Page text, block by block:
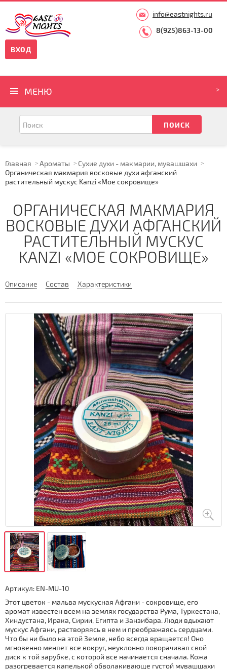
info@eastnights.ru
8(925)863-13-00
ВХОД
МЕНЮ
Главная Ароматы
Сухие духи - макмарии, мувашшахи
Органическая макмария восковые духи афганский
растительный мускус Kanzi «Мое сокровище»
ОРГАНИЧЕСКАЯ МАКМАРИЯ
ВОСКОВЫЕ ДУХИ АФГАНСКИЙ
РАСТИТЕЛЬНЫЙ МУСКУС
KANZI «МОЕ СОКРОВИЩЕ»
Описание Состав Характеристики
Артикул: EN-MU-10
Этот цветок - мальва мускусная Афгани - сокровище, его
аромат известен всем на землях государства Рума, Туркестана,
Хиндустана, Ирака, Сирии, Египта и Занзибара. Люди вдыхают
мускус Афгани, растворяясь в нем и преображаясь сердцами.
Что бы ни было на этой Земле, небо всегда вращается! Оно
мгновенно меняет все вокруг, неуклонно поворачивая свой
диск к той зарубке, с которой все начинается сначала. Кожа
разогревается капелькой обволакивающе густой мувашшахи